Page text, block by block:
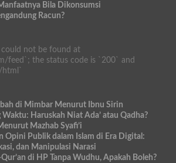
Bila Dikonsumsi
Racun?
could not be found at
feed`; the status code is `200` and
di Mimbar Menurut Ibnu Sirin
Haruskah Niat Ada’ atau Qadha?
Mazhab Syafi’i
Opini Publik dalam Islam di Era Digital:
dan Manipulasi Narasi
di HP Tanpa Wudhu, Apakah Boleh?